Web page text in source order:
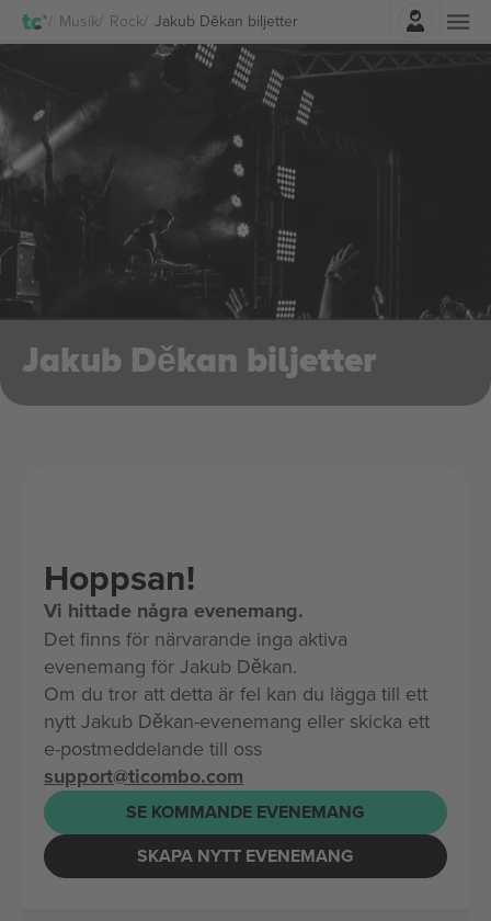
Musik Rock Jakub Děkan biljetterLogga in
Jakub Děkan biljetter
Hoppsan!
Vi hittade några evenemang.
Det finns för närvarande inga aktiva
evenemang för Jakub Děkan.
Om du tror att detta är fel kan du lägga till ett
nytt Jakub Děkan-evenemang eller skicka ett
e-postmeddelande till oss
support@ticombo.com
SE KOMMANDE EVENEMANG
SKAPA NYTT EVENEMANG